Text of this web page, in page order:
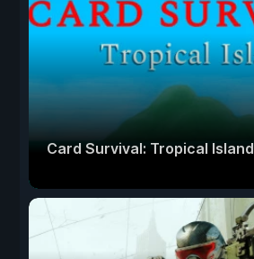
Card Survival: Tropical Island